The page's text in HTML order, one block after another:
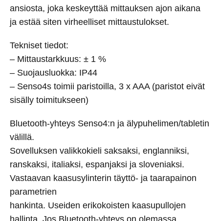
ansiosta, joka keskeyttää mittauksen ajon aikana
ja estää siten virheelliset mittaustulokset.
Tekniset tiedot:
– Mittaustarkkuus: ± 1 %
– Suojausluokka: IP44
– Senso4s toimii paristoilla, 3 x AAA (paristot eivät
sisälly toimitukseen)
Bluetooth-yhteys Senso4:n ja älypuhelimen/tabletin
välillä.
Sovelluksen valikkokieli saksaksi, englanniksi,
ranskaksi, italiaksi, espanjaksi ja sloveniaksi.
Vastaavan kaasusylinterin täyttö- ja taarapainon
parametrien
hankinta. Useiden erikokoisten kaasupullojen
hallinta. Jos Bluetooth-yhteys on olemassa,